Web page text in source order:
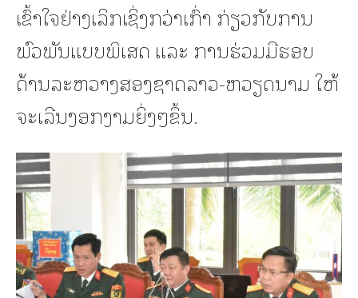
ເຂົ້າໃຈຢ່າງເລິກເຊິ່ງກວ່າເກົ່າ ກ່ຽວກັບການ
ພົວພັນແບບພິເສດ ແລະ ການຮ່ວມມືຮອບ
ດ້ານລະຫວາງສອງຊາດລາວ-ຫວຽດນາມ ໃຫ້
ຈະເລີນງອກງາມຍິ່ງໆຂຶ້ນ.